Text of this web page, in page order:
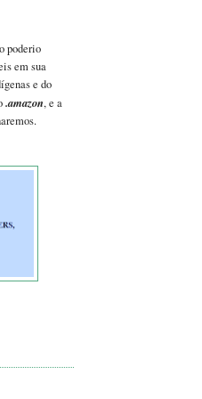
poderio
em sua
e do
.amazon, e a